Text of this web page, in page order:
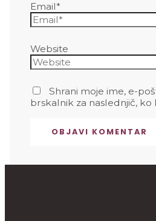
Email*
Website
Shrani moje ime, e-
brskalnik za naslednjič, ko